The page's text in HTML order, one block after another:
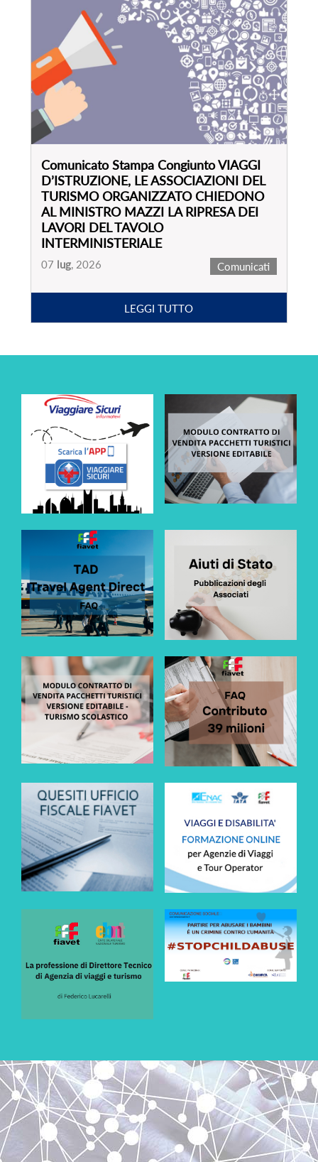
Comunicato Stampa Congiunto VIAGGI
D’ISTRUZIONE, LE ASSOCIAZIONI DEL
TURISMO ORGANIZZATO CHIEDONO
AL MINISTRO MAZZI LA RIPRESA DEI
LAVORI DEL TAVOLO
INTERMINISTERIALE
07 lug, 2026 Comunicati
LEGGI TUTTO